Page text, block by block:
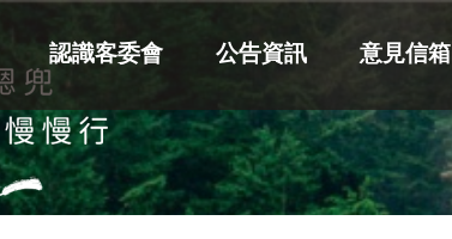
認識客委會 公告資訊 意見信箱